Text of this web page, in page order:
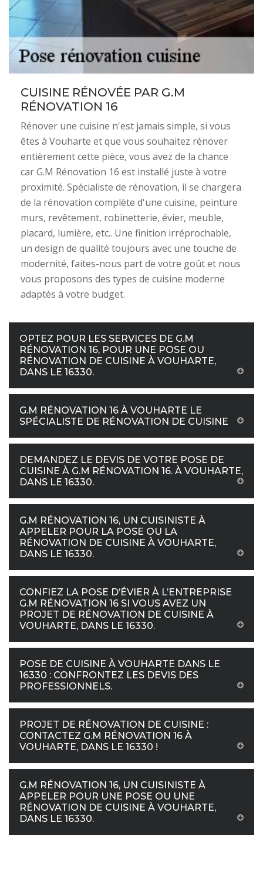
CUISINE RÉNOVÉE PAR G.M
RÉNOVATION 16
Rénover une cuisine n'est jamais simple, si vous
êtes à Vouharte et que vous souhaitez rénover
entièrement cette pièce, vous avez de la chance
car G.M Rénovation 16 est installé juste à votre
proximité. Spécialiste de rénovation, il se chargera
de la rénovation complète d'une cuisine, peinture
murs, revêtement, robinetterie, évier, meuble,
placard, lumière, etc.. Une finition irréprochable,
un design de qualité toujours avec une touche de
modernité, faites-nous part de votre goût et nous
vous proposons des types de cuisine moderne
adaptés à votre budget.
OPTEZ POUR LES SERVICES DE G.M
RÉNOVATION 16, POUR UNE POSE OU
RÉNOVATION DE CUISINE À VOUHARTE,
DANS LE 16330.
G.M RÉNOVATION 16 À VOUHARTE LE
SPÉCIALISTE DE RÉNOVATION DE CUISINE
DEMANDEZ LE DEVIS DE VOTRE POSE DE
CUISINE À G.M RÉNOVATION 16. À VOUHARTE,
DANS LE 16330.
G.M RÉNOVATION 16, UN CUISINISTE À
APPELER POUR LA POSE OU LA
RÉNOVATION DE CUISINE À VOUHARTE,
DANS LE 16330.
CONFIEZ LA POSE D’ÉVIER À L’ENTREPRISE
G.M RÉNOVATION 16 SI VOUS AVEZ UN
PROJET DE RÉNOVATION DE CUISINE À
VOUHARTE, DANS LE 16330.
POSE DE CUISINE À VOUHARTE DANS LE
16330 : CONFRONTEZ LES DEVIS DES
PROFESSIONNELS.
PROJET DE RÉNOVATION DE CUISINE :
CONTACTEZ G.M RÉNOVATION 16 À
VOUHARTE, DANS LE 16330 !
G.M RÉNOVATION 16, UN CUISINISTE À
APPELER POUR UNE POSE OU UNE
RÉNOVATION DE CUISINE À VOUHARTE,
DANS LE 16330.